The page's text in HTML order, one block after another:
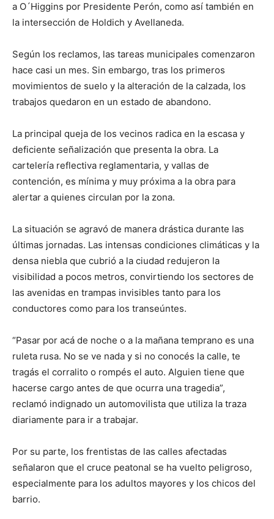
a O´Higgins por Presidente Perón, como así también en
la intersección de Holdich y Avellaneda.
Según los reclamos, las tareas municipales comenzaron
hace casi un mes. Sin embargo, tras los primeros
movimientos de suelo y la alteración de la calzada, los
trabajos quedaron en un estado de abandono.
La principal queja de los vecinos radica en la escasa y
deficiente señalización que presenta la obra. La
cartelería reflectiva reglamentaria, y vallas de
contención, es mínima y muy próxima a la obra para
alertar a quienes circulan por la zona.
La situación se agravó de manera drástica durante las
últimas jornadas. Las intensas condiciones climáticas y la
densa niebla que cubrió a la ciudad redujeron la
visibilidad a pocos metros, convirtiendo los sectores de
las avenidas en trampas invisibles tanto para los
conductores como para los transeúntes.
“Pasar por acá de noche o a la mañana temprano es una
ruleta rusa. No se ve nada y si no conocés la calle, te
tragás el corralito o rompés el auto. Alguien tiene que
hacerse cargo antes de que ocurra una tragedia”,
reclamó indignado un automovilista que utiliza la traza
diariamente para ir a trabajar.
Por su parte, los frentistas de las calles afectadas
señalaron que el cruce peatonal se ha vuelto peligroso,
especialmente para los adultos mayores y los chicos del
barrio.